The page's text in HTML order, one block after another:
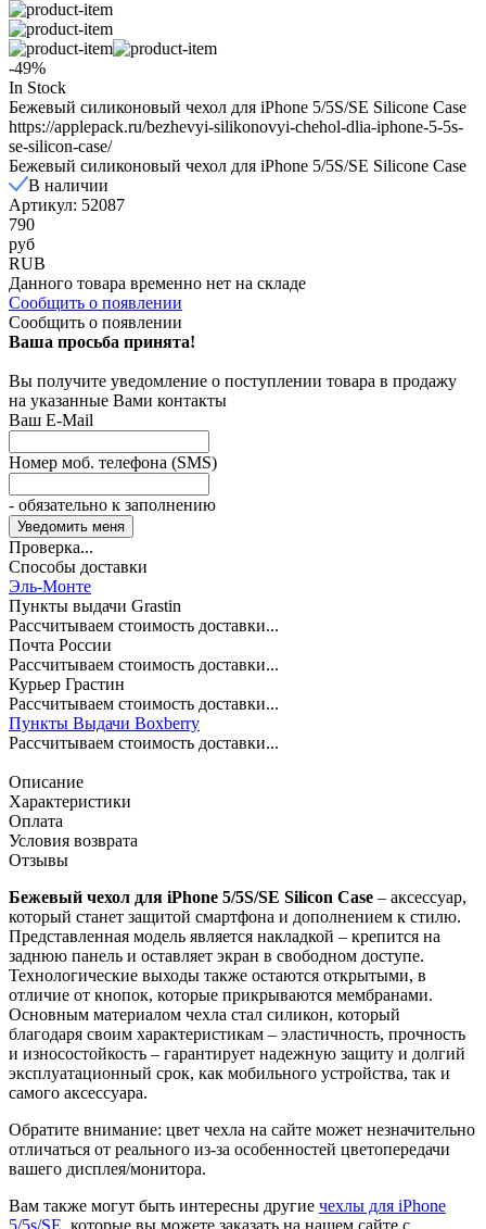
-49%
In Stock
Бежевый силиконовый чехол для iPhone 5/5S/SE Silicone Case
https://applepack.ru/bezhevyi-silikonovyi-chehol-dlia-iphone-5-5s-
se-silicon-case/
Бежевый силиконовый чехол для iPhone 5/5S/SE Silicone Case
В наличии
Артикул: 52087
790
руб
RUB
Данного товара временно нет на складе
Сообщить о появлении
Сообщить о появлении
Ваша просьба принята!
Вы получите уведомление о поступлении товара в продажу
на указанные Вами контакты
Ваш E-Mail
Номер моб. телефона (SMS)
- обязательно к заполнению
Проверка...
Способы доставки
Эль-Монте
Пункты выдачи Grastin
Рассчитываем стоимость доставки...
Почта России
Рассчитываем стоимость доставки...
Курьер Грастин
Рассчитываем стоимость доставки...
Пункты Выдачи Boxberry
Рассчитываем стоимость доставки...
Описание
Характеристики
Оплата
Условия возврата
Отзывы
Бежевый чехол для iPhone 5/5S/SE Silicon Case – аксессуар,
который станет защитой смартфона и дополнением к стилю.
Представленная модель является накладкой – крепится на
заднюю панель и оставляет экран в свободном доступе.
Технологические выходы также остаются открытыми, в
отличие от кнопок, которые прикрываются мембранами.
Основным материалом чехла стал силикон, который
благодаря своим характеристикам – эластичность, прочность
и износостойкость – гарантирует надежную защиту и долгий
эксплуатационный срок, как мобильного устройства, так и
самого аксессуара.
Обратите внимание: цвет чехла на сайте может незначительно
отличаться от реального из-за особенностей цветопередачи
вашего дисплея/монитора.
Вам также могут быть интересны другие чехлы для iPhone
5/5s/SE , которые вы можете заказать на нашем сайте с